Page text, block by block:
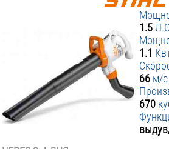
1.5
1.1
66 м/с
670